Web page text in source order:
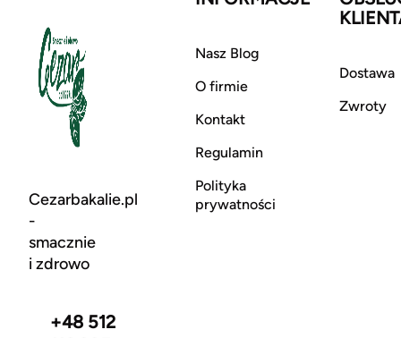
Cezarbakalie.pl
-
smacznie
i zdrowo
+48 512
Nasz Blog
O firmie
Kontakt
Regulamin
Polityka
prywatności
Dostawa
Zwroty